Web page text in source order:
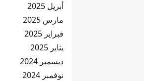
أبريل 2025
مارس 2025
فبراير 2025
يناير 2025
ديسمبر 2024
نوفمبر 2024